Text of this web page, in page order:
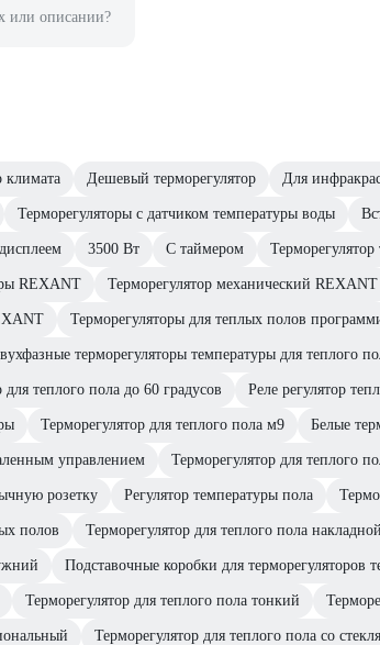
или описании?
климата Дешевый терморегулятор Для
Терморегуляторы с датчиком температуры воды
3500 Вт С таймером
REXANT Терморегулятор механический REXANT
Терморегуляторы для теплых полов
терморегуляторы температуры для теплого
для теплого пола до 60 градусов Реле регулятор
Терморегулятор для теплого пола м9 Белые
управлением Терморегулятор для теплого
розетку Регулятор температуры пола
полов Терморегулятор для теплого пола
Подставочные коробки для терморегуляторов
Терморегулятор для теплого пола тонкий
Терморегулятор для теплого пола со